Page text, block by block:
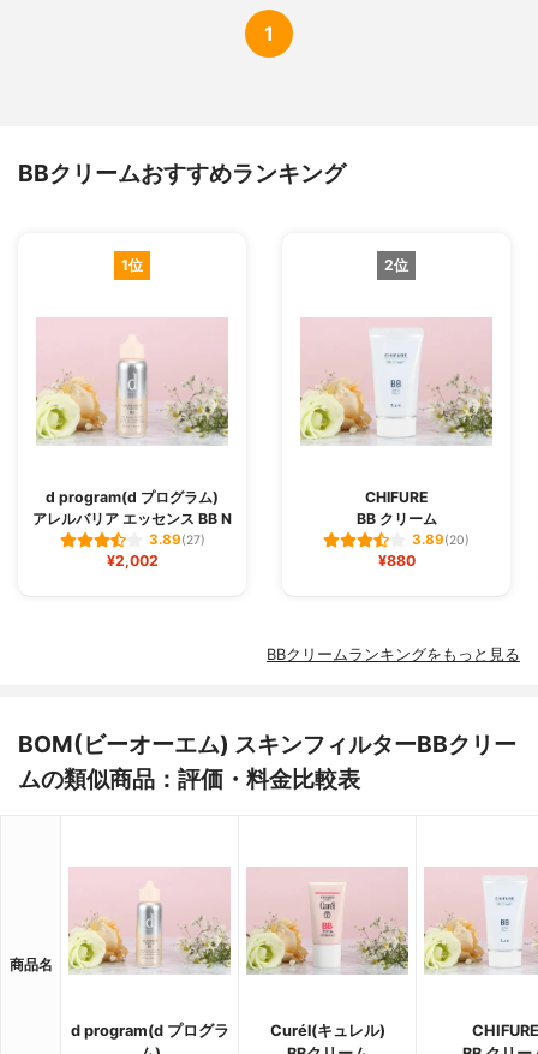
1
BBクリームおすすめランキング
1位
d program(d プログラム)
アレルバリア エッセンス BB N
3.89(27)
¥2,002
2位
CHIFURE
BB クリーム
3.89(20)
¥880
BBクリームランキングをもっと見る
BOM(ビーオーエム) スキンフィルターBBクリー
ムの類似商品：評価・料金比較表
商品名
d program(d プログラ
Curél(キュレル)
CHIFURE